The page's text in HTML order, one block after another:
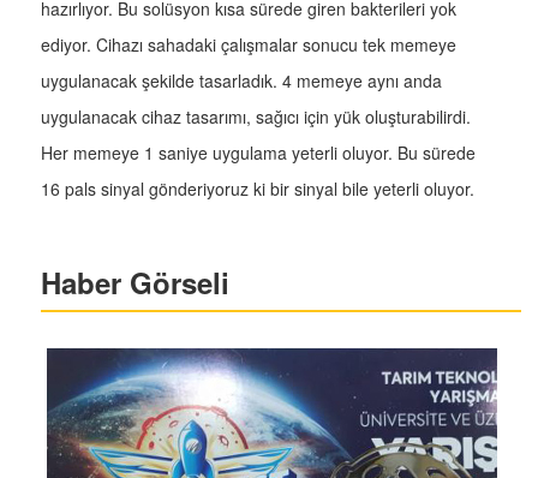
hazırlıyor. Bu solüsyon kısa sürede giren bakterileri yok
ediyor. Cihazı sahadaki çalışmalar sonucu tek memeye
uygulanacak şekilde tasarladık. 4 memeye aynı anda
uygulanacak cihaz tasarımı, sağıcı için yük oluşturabilirdi.
Her memeye 1 saniye uygulama yeterli oluyor. Bu sürede
16 pals sinyal gönderiyoruz ki bir sinyal bile yeterli oluyor.
Haber Görseli